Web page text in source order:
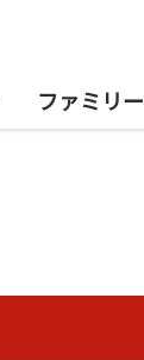
ファミリー